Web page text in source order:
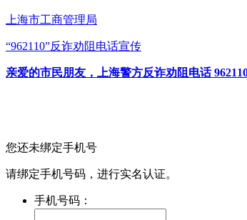
上海市工商管理局
“962110”反诈劝阻电话宣传
亲爱的市民朋友，上海警方反诈劝阻电话
您还未绑定手机号
请绑定手机号码，进行实名认证。
手机号码：